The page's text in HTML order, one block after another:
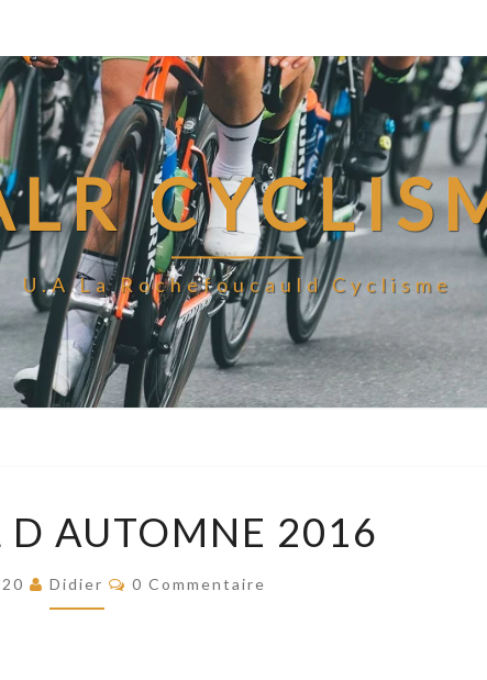
U.A La Rochefoucauld Cyclisme
D
D AUTOMNE 2016
Didier Commentaires
0 Commentaire